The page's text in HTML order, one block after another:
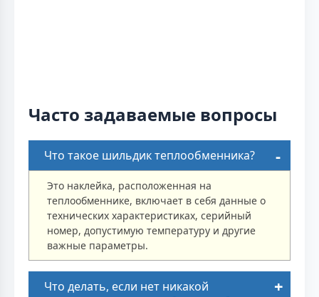
Часто задаваемые вопросы
Что такое шильдик теплообменника?
Это наклейка, расположенная на
теплообменнике, включает в себя данные о
технических характеристиках, серийный
номер, допустимую температуру и другие
важные параметры.
Что делать, если нет никакой